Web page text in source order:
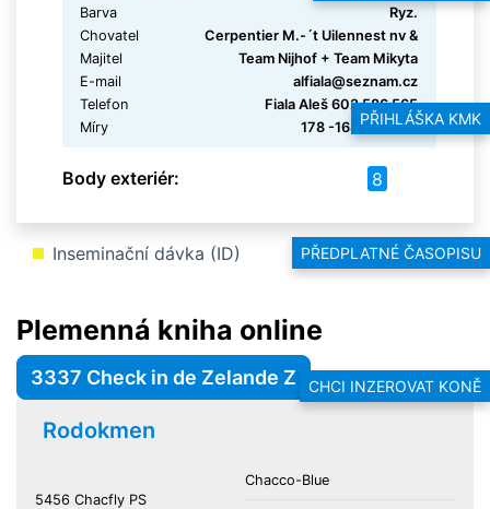
PŘIHLÁŠKA KMK
PŘEDPLATNÉ ČASOPISU
CHCI INZEROVAT KONĚ
Barva
Ryz.
Chovatel
Cerpentier M.-´t Uilennest nv &
Majitel
Team Nijhof + Team Mikyta
E-mail
alfiala@seznam.cz
Telefon
Fiala Aleš 602 586 565
Míry
178 -168 -183 -21
Body exteriér: 8
Inseminační dávka (ID)
Plemenná kniha online
3337 Check in de Zelande Z
Rodokmen
5456 Chacfly PS
Chacco-Blue